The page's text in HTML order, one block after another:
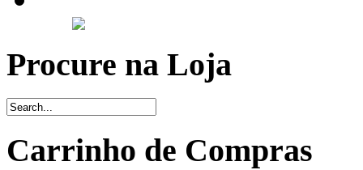
Procure na Loja
Carrinho de Compras